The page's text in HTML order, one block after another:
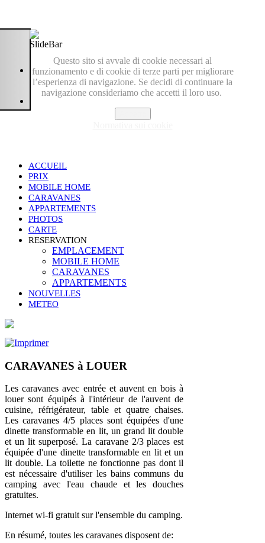
Questo sito si avvale di cookie necessari al
funzionamento e di cookie di terze parti per migliorare
l’esperienza di navigazione. Se decidi di continuare la
navigazione consideriamo che accetti il loro uso.
ACCUEIL
PRIX
MOBILE HOME
CARAVANES
APPARTEMENTS
PHOTOS
CARTE
RESERVATION
EMPLACEMENT
MOBILE HOME
CARAVANES
APPARTEMENTS
NOUVELLES
METEO
CARAVANES à LOUER
Les caravanes avec entrée et auvent en bois à
louer sont équipés à l'intérieur de l'auvent de
cuisine, réfrigérateur, table et quatre chaises.
Les caravanes 4/5 places sont équipées d'une
dinette transformable en lit, un grand lit double
et un lit superposé. La caravane 2/3 places est
équipée d'une dinette transformable en lit et un
lit double. La toilette ne fonctionne pas dont il
est nécessaire d'utiliser les bains communs du
camping avec l'eau chaude et les douches
gratuites.
Internet wi-fi gratuit sur l'ensemble du camping.
En résumé, toutes les caravanes disposent de: